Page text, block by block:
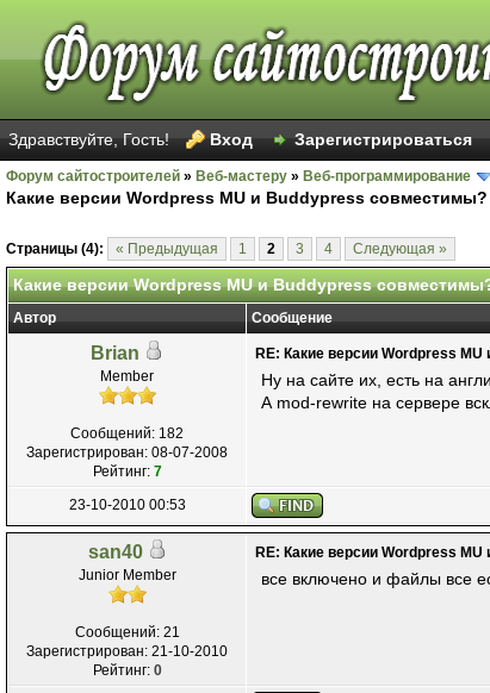
Здравствуйте, Гость! Вход Зарегистрироваться
Форум сайтостроителей » Веб-мастеру » Веб-программирование
Какие версии Wordpress MU и Buddypress совместимы?
Страницы (4): « Предыдущая 1 2 3 4 Следующая »
Голосов: 108 - Средняя оценка: 2.87
1
2
3
4
5
Какие версии Wordpress MU и Buddypress
Автор Сообщение
Brian
Member
Сообщений: 182
Зарегистрирован: 08-07-2008
Рейтинг: 7
RE: Какие версии Wordpress
Ну на сайте их, есть на
А mod-rewrite на сервере
23-10-2010 00:53
san40
Junior Member
Сообщений: 21
Зарегистрирован: 21-10-2010
Рейтинг: 0
RE: Какие версии Wordpress
все включено и файлы все